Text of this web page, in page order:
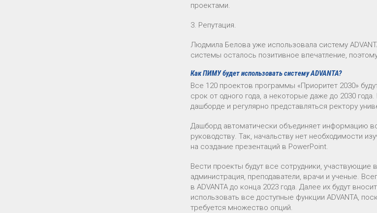
проектами.
3. Репутация.
Людмила Белова уже использовала систему
системы осталось позитивное впечатление,
Как ПИМУ будет использовать систему ADVANTA?
Все 120 проектов программы «Приоритет 2030»
срок от одного года, а некоторые даже до 2030
дашборде и регулярно представляться ректору
Дашборд автоматически объединяет информацию
руководству. Так, начальству нет необходимости
на создание презентаций в PowerPoint.
Вести проекты будут все сотрудники,
администрация, преподаватели, врачи и ученые.
в ADVANTA до конца 2023 года. Далее их будут
использовать все доступные функции ADVANTA,
требуется множество опций.